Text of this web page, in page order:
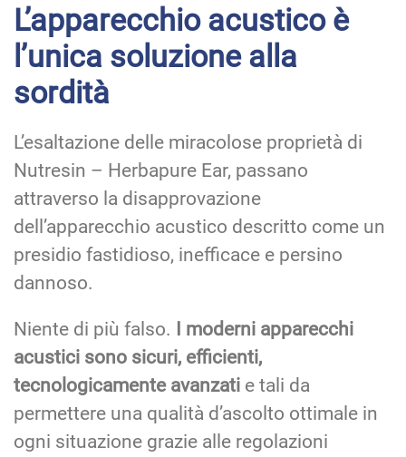
L’apparecchio acustico è
l’unica soluzione alla
sordità
L’esaltazione delle miracolose proprietà di
Nutresin – Herbapure Ear, passano
attraverso la disapprovazione
dell’apparecchio acustico descritto come un
presidio fastidioso, inefficace e persino
dannoso.
Niente di più falso.
I moderni apparecchi
acustici sono sicuri, efficienti,
tecnologicamente avanzati e tali da
permettere una qualità d’ascolto ottimale in
ogni situazione grazie alle regolazioni